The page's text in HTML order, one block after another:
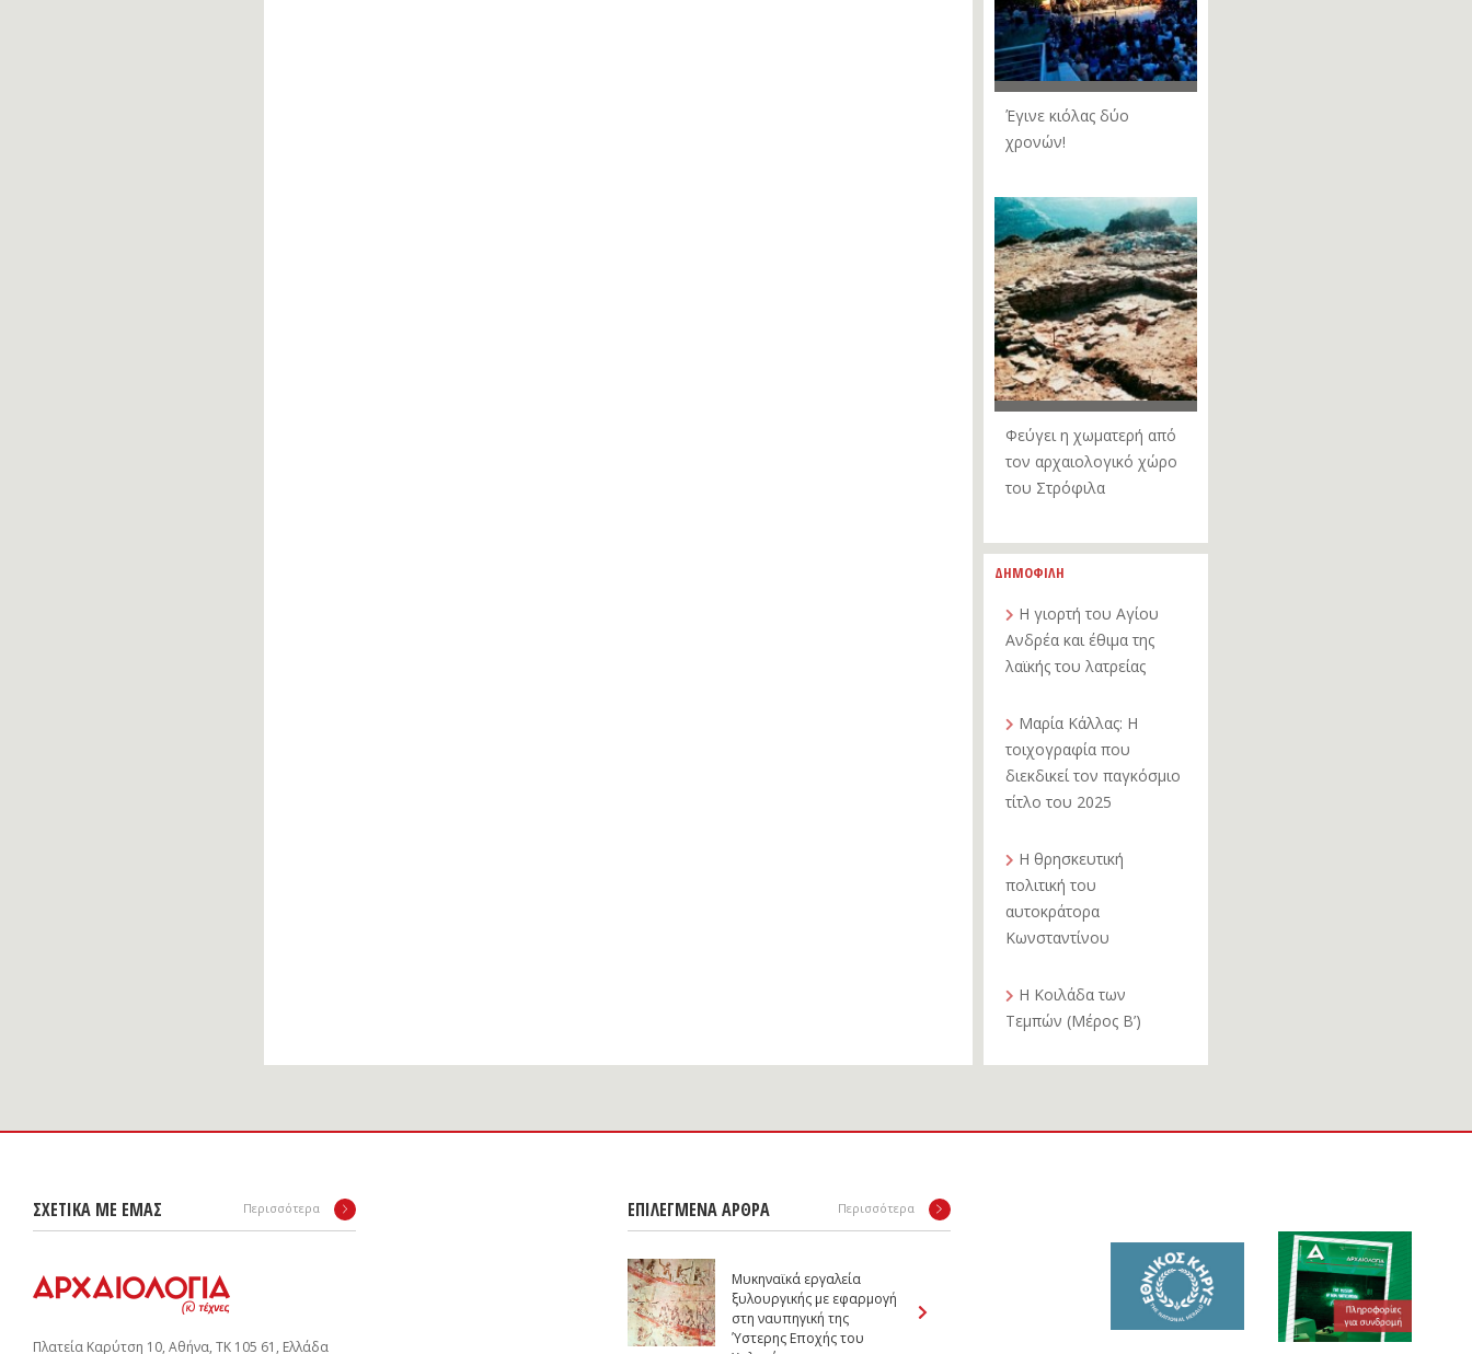
Έγινε κιόλας δύο
χρονών!
Φεύγει η χωματερή από
τον αρχαιολογικό χώρο
του Στρόφιλα
ΔΗΜΟΦΙΛΗ
Η γιορτή του Αγίου
Ανδρέα και έθιμα της
λαϊκής του λατρείας
Μαρία Κάλλας: Η
τοιχογραφία που
διεκδικεί τον παγκόσμιο
τίτλο του 2025
Η θρησκευτική
πολιτική του
αυτοκράτορα
Κωνσταντίνου
Η Κοιλάδα των
Τεμπών (Μέρος Β’)
ΣΧΕΤΙΚΑ ΜΕ ΕΜΑΣ Περισσότερα
Πλατεία Καρύτση 10, Αθήνα, ΤΚ 105 61, Ελλάδα
ΕΠΙΛΕΓΜΕΝΑ ΑΡΘΡΑ Περισσότερα
Μυκηναϊκά εργαλεία
ξυλουργικής με εφαρμογή
στη ναυπηγική της
Ύστερης Εποχής του